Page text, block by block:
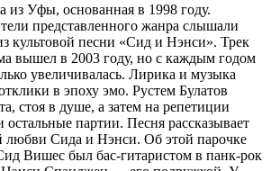
из Уфы, основанная в 1998 году.
представленного жанра слышали
культовой песни «Сид и Нэнси». Трек
вышел в 2003 году, но с каждым годом
увеличивалась. Лирика и музыка
в эпоху эмо. Рустем Булатов
стоя в душе, а затем на репетиции
остальные партии. Песня рассказывает
любви Сида и Нэнси. Об этой парочке
Вишес был бас-гитаристом в панк-рок